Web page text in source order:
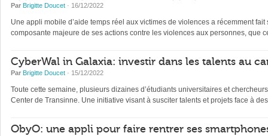
Par Brigitte Doucet · 16/12/2022
Une appli mobile d’aide temps réel aux victimes de violences a récemment
composante majeure de ses actions contre les violences aux personnes, que
CyberWal in Galaxia: investir dans les talents au
Par Brigitte Doucet · 15/12/2022
Toute cette semaine, plusieurs dizaines d’étudiants universitaires et
Center de Transinne. Une initiative visant à susciter talents et projets face à
ObyO: une appli pour faire rentrer ses